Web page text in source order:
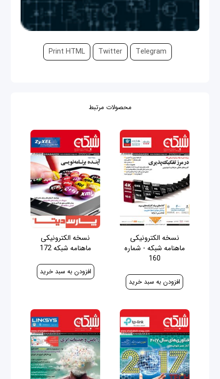
Telegram
Twitter
Print HTML
محصولات مرتبط
نسخه الکترونیکی
ماهنامه شبکه - شماره
160
نسخه الکترونیکی
ماهنامه شبکه 172